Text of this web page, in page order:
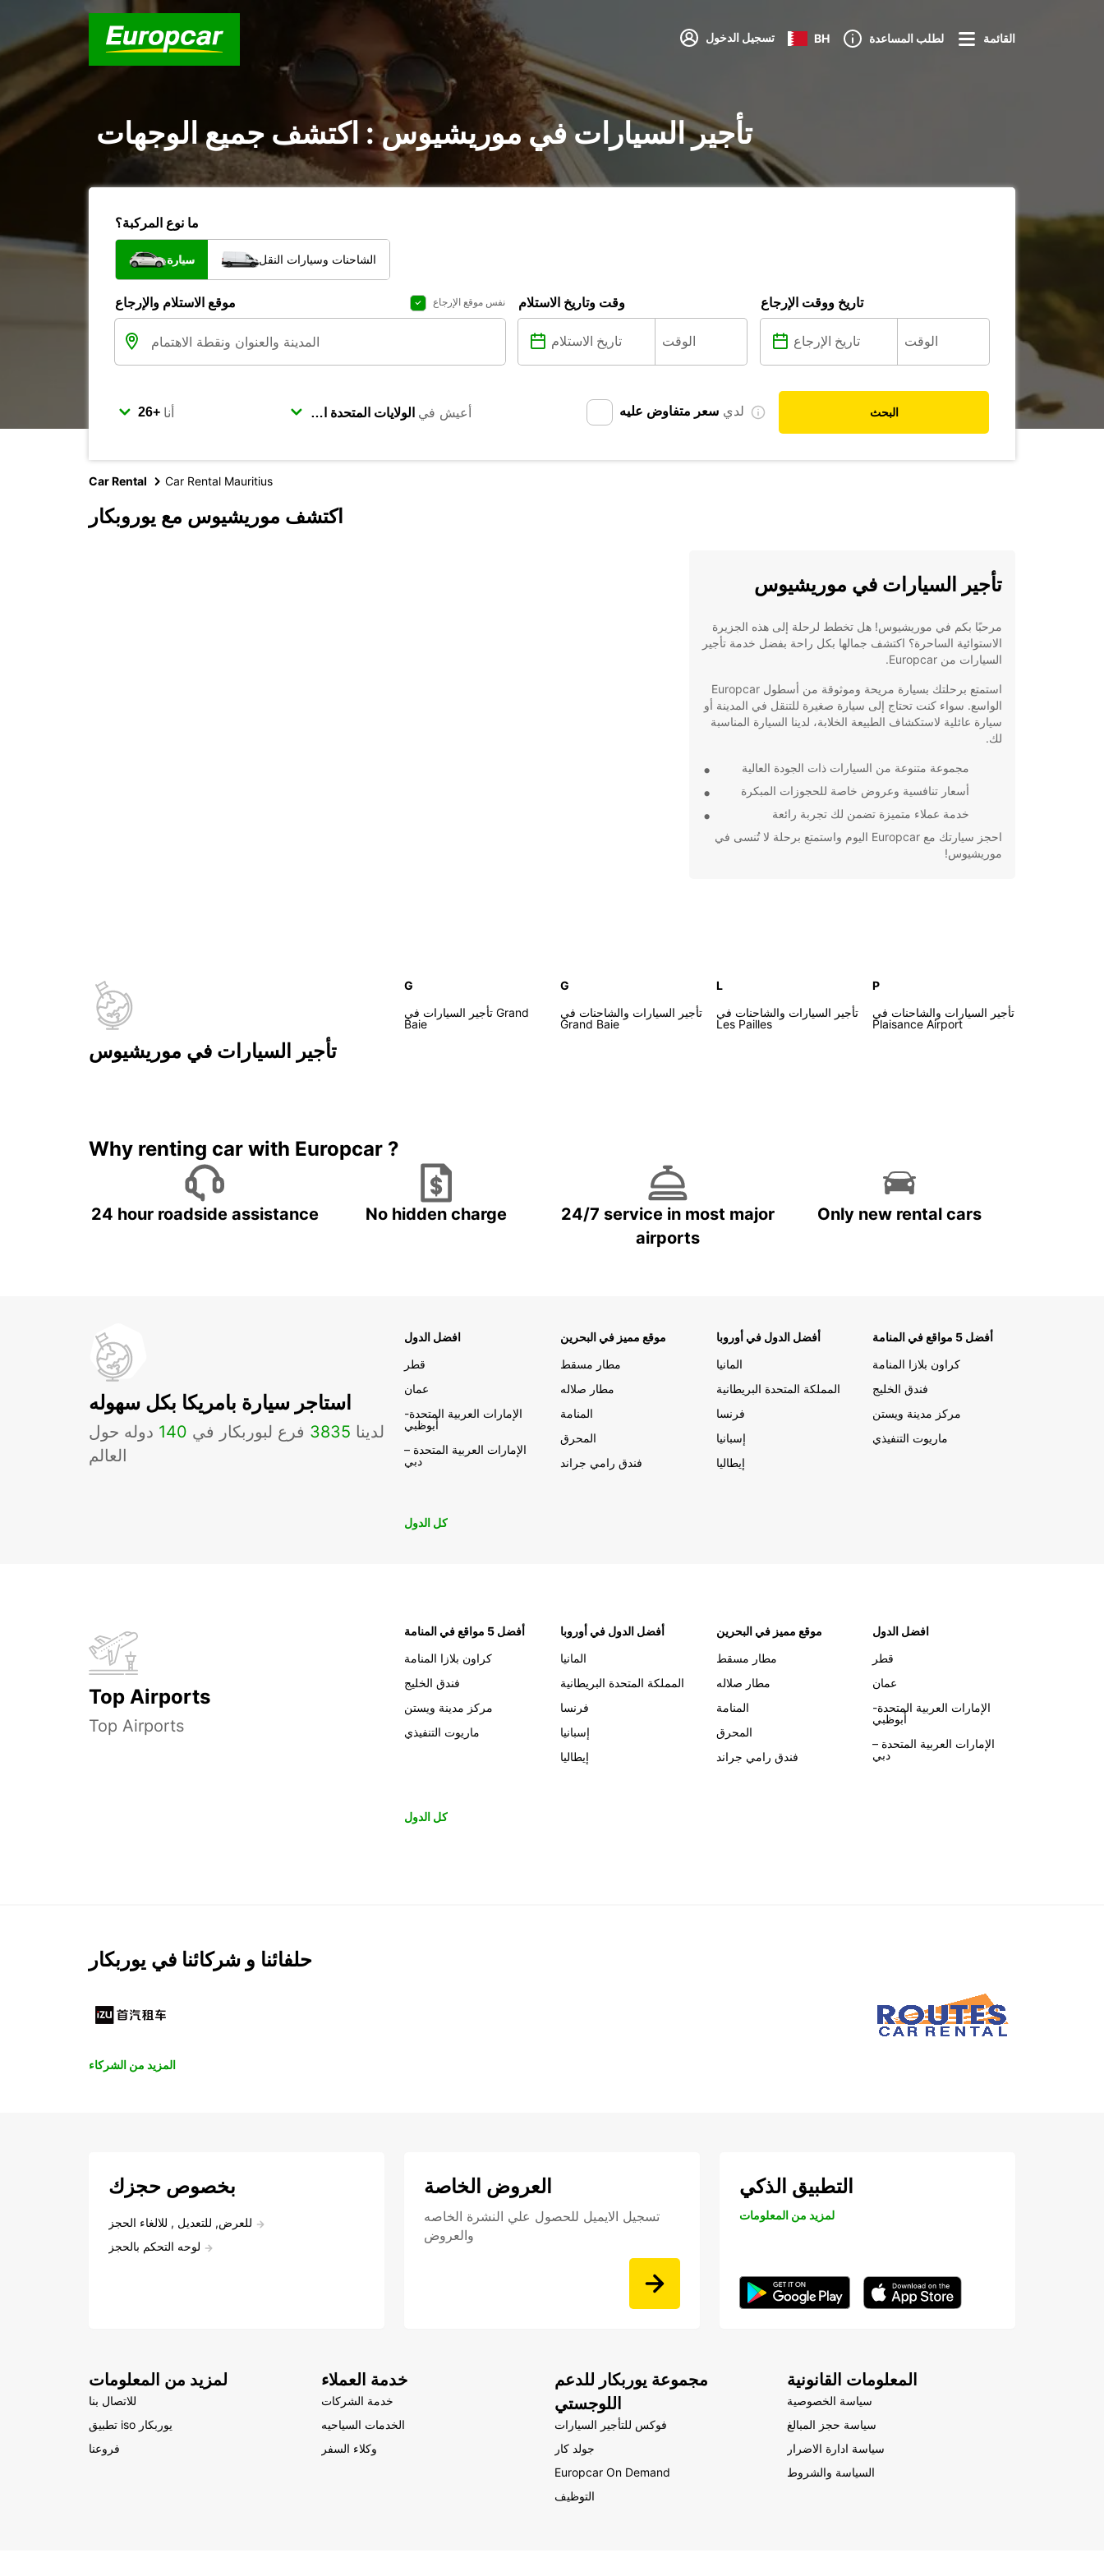
تسجيل الدخول BH لطلب المساعدة القائمة
تأجير السيارات في موريشيوس : اكتشف جميع الوجهات
ما نوع المركبة؟
سيارة الشاحنات وسيارات النقل
موقع الاستلام والإرجاع نفس موقع الإرجاع وقت وتاريخ الاستلام تاريخ ووقت الإرجاع
أنا أعيش في لدي سعر متفاوض عليه البحث
Car Rental Car Rental Mauritius
اكتشف موريشيوس مع يوروبكار
تأجير السيارات في موريشيوس
مرحبًا بكم في موريشيوس! هل تخطط لرحلة إلى هذه الجزيرة
الاستوائية الساحرة؟ اكتشف جمالها بكل راحة بفضل خدمة تأجير
السيارات من Europcar.
استمتع برحلتك بسيارة مريحة وموثوقة من أسطول Europcar
الواسع. سواء كنت تحتاج إلى سيارة صغيرة للتنقل في المدينة أو
سيارة عائلية لاستكشاف الطبيعة الخلابة، لدينا السيارة المناسبة
لك.
مجموعة متنوعة من السيارات ذات الجودة العالية
أسعار تنافسية وعروض خاصة للحجوزات المبكرة
خدمة عملاء متميزة تضمن لك تجربة رائعة
احجز سيارتك مع Europcar اليوم واستمتع برحلة لا تُنسى في
موريشيوس!
تأجير السيارات في موريشيوس
G
تأجير السيارات في Grand
Baie
G
تأجير السيارات والشاحنات في
Grand Baie
L
تأجير السيارات والشاحنات في
Les Pailles
P
تأجير السيارات والشاحنات في
Plaisance Airport
Why renting car with Europcar ?
24 hour roadside assistance No hidden charge
24/7 service in most major
airports
Only new rental cars
استاجر سيارة بامريكا بكل سهوله
لدينا 3835 فرع لبوربكار في 140 دوله حول
العالم
افضل الدول
قطر
عمان
الإمارات العربية المتحدة-
أبوظبي
الإمارات العربية المتحدة –
دبي
موقع مميز في البحرين
مطار مسقط
مطار صلاله
المنامة
المحرق
فندق رامي جراند
أفضل الدول في أوروبا
المانيا
المملكة المتحدة البريطانية
فرنسا
إسبانيا
إيطاليا
أفضل 5 مواقع في المنامة
كراون بلازا المنامة
فندق الخليج
مركز مدينة ويستن
ماريوت التنفيذي
كل الدول
Top Airports
Top Airports
أفضل 5 مواقع في المنامة
كراون بلازا المنامة
فندق الخليج
مركز مدينة ويستن
ماريوت التنفيذي
أفضل الدول في أوروبا
المانيا
المملكة المتحدة البريطانية
فرنسا
إسبانيا
إيطاليا
موقع مميز في البحرين
مطار مسقط
مطار صلاله
المنامة
المحرق
فندق رامي جراند
افضل الدول
قطر
عمان
الإمارات العربية المتحدة-
أبوظبي
الإمارات العربية المتحدة –
دبي
كل الدول
حلفائنا و شركائنا في يوربكار
المزيد من الشركاء
بخصوص حجزك
للعرض, للتعديل , للالغاء الحجز
لوحه التحكم بالحجز
العروض الخاصة
تسجيل الايميل للحصول علي النشرة الخاصه
والعروض
التطبيق الذكي
لمزيد من المعلومات
لمزيد من المعلومات
للاتصال بنا
تطبيق iso يوربكار
فروعنا
خدمة العملاء
خدمة الشركات
الخدمات السياحيه
وكلاء السفر
مجموعة يوربكار للدعم
اللوجستي
فوكس للتأجير السيارات
جولد كار
Europcar On Demand
التوظيف
المعلومات القانونية
سياسة الخصوصية
سياسة حجز المبالغ
سياسة ادارة الاضرار
السياسة والشروط